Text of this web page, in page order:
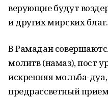
верующие будут
и других мирских благ.
В Рамадан
молитв (намаз), пост
искренняя мольба-
предрассветный